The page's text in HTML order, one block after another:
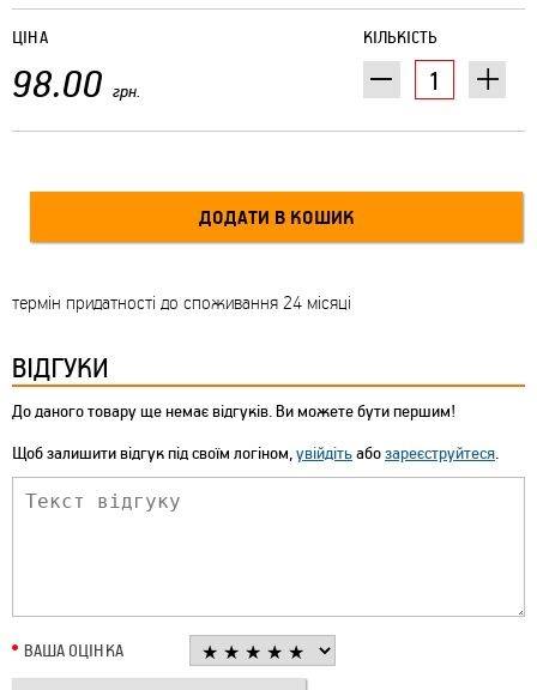
КІЛЬКІСТЬ
ЦІНА
98.00 грн.
термін придатності до споживання 24 місяці
ВІДГУКИ
До даного товару ще немає відгуків. Ви можете бути першим!
Щоб залишити відгук під своїм логіном,увійдітьабозареєструйтеся.
ВАША ОЦІНКА